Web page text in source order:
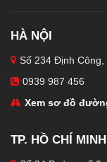
HÀ NỘI
Số 234 Định
0939 987 456
Xem sơ đồ
TP. HỒ CHÍ MINH